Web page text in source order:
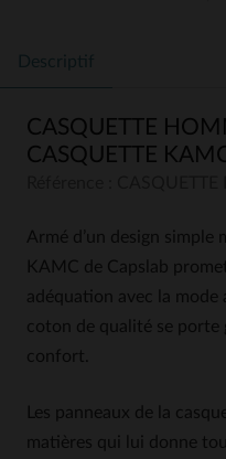
Descriptif
CASQUETTE
CASQUETTE
Armé d’un design simple
KAMC de Capslab
adéquation avec la
coton de qualité se porte
confort.
Les panneaux de la
matières qui lui donne